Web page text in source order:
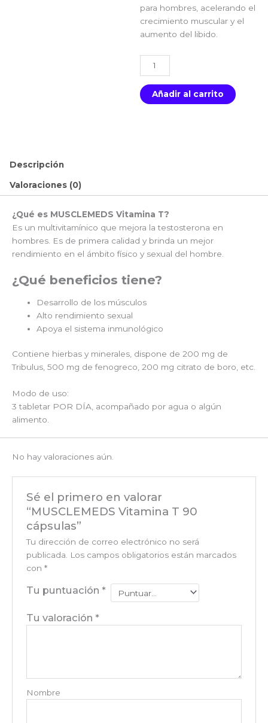
para hombres, acelerando el
crecimiento muscular y el
aumento del libido.
MUSCLEMEDS
Vitamina
T
90
Añadir al carrito
Descripción
Valoraciones (0)
¿Qué es MUSCLEMEDS Vitamina T?
Es un multivitamínico que mejora la testosterona en
hombres. Es de primera calidad y brinda un mejor
rendimiento en el ámbito físico y sexual del hombre.
¿Qué beneficios tiene?
Desarrollo de los músculos
Alto rendimiento sexual
Apoya el sistema inmunológico
Contiene hierbas y minerales, dispone de 200 mg de
Tribulus, 500 mg de fenogreco, 200 mg citrato de boro, etc.
Modo de uso:
3 tabletar POR DÍA, acompañado por agua o algún
alimento.
No hay valoraciones aún.
Sé el primero en valorar
“MUSCLEMEDS Vitamina T 90
cápsulas”
Tu dirección de correo electrónico no será
publicada.
Los campos obligatorios están marcados
con *
Tu puntuación *
Tu valoración *
Nombre